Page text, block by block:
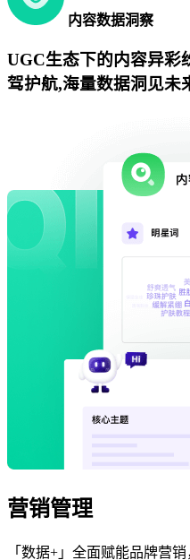
内容数据洞察
UGC生态下的内容异彩
驾护航,海量数据洞见未
营销管理
「数据+」全面赋能品牌营